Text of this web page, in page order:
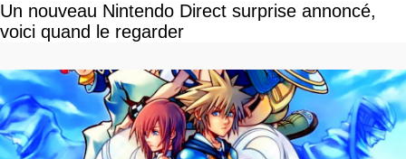
Un nouveau Nintendo Direct surprise annoncé,
voici quand le regarder